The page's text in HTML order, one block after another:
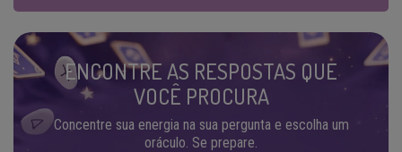
ENCONTRE AS RESPOSTAS QUE
VOCÊ PROCURA
Concentre sua energia na sua pergunta e escolha um
oráculo. Se prepare.